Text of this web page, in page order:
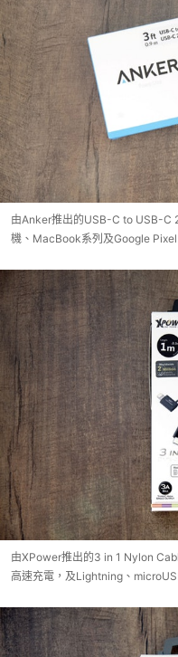
由Anker推出的USB-C to USB-C
機、MacBook系列及Google Pixel
由XPower推出的3 in 1 Nylon
高速充電，及Lightning、